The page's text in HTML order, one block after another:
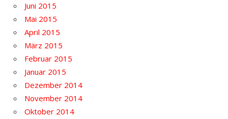
Juni 2015
Mai 2015
April 2015
März 2015
Februar 2015
Januar 2015
Dezember 2014
November 2014
Oktober 2014